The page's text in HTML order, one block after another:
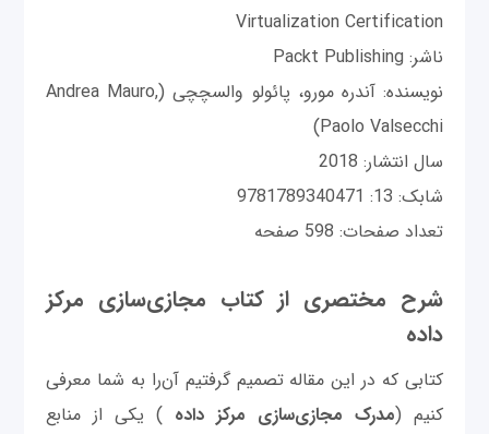
Virtualization Certification
ناشر: Packt Publishing
نویسنده: آندره مورو، پائولو والسچچی (Andrea Mauro,
Paolo Valsecchi)
سال انتشار: 2018
شابک: 13: 9781789340471
تعداد صفحات: 598 صفحه
شرح مختصری از کتاب مجازی‌سازی مرکز
داده
کتابی که در این مقاله تصمیم گرفتیم آن‌را به شما معرفی
کنیم (مدرک مجازیسازی مرکز داده ) یکی از منابع